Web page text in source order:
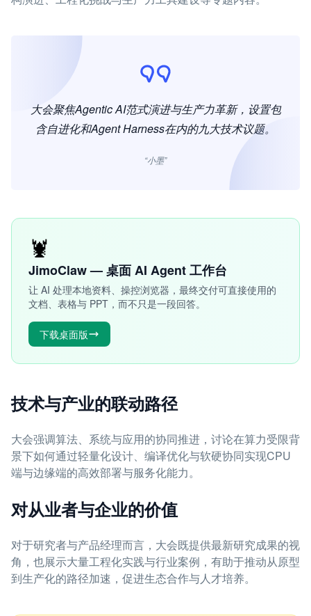
大会聚焦Agentic AI范式演进与生产力革新，设置包
含自进化和Agent Harness在内的九大技术议题。
“小墨”
🦞
JimoClaw — 桌面 AI Agent 工作台
让 AI 处理本地资料、操控浏览器，最终交付可直接使用的
文档、表格与 PPT，而不只是一段回答。
下载桌面版
技术与产业的联动路径
大会强调算法、系统与应用的协同推进，讨论在算力受限背
景下如何通过轻量化设计、编译优化与软硬协同实现CPU
端与边缘端的高效部署与服务化能力。
对从业者与企业的价值
对于研究者与产品经理而言，大会既提供最新研究成果的视
角，也展示大量工程化实践与行业案例，有助于推动从原型
到生产化的路径加速，促进生态合作与人才培养。